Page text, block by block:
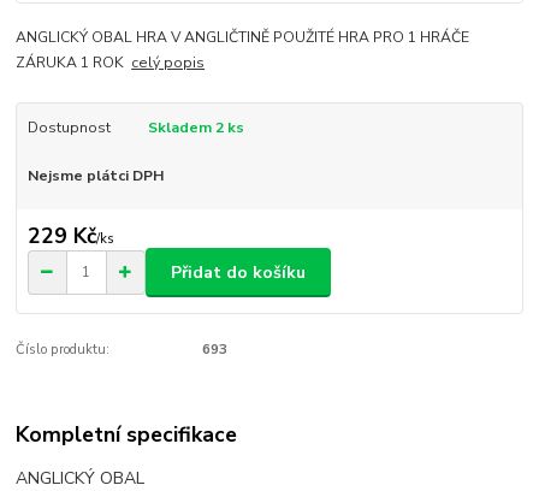
ANGLICKÝ OBAL HRA V ANGLIČTINĚ POUŽITÉ HRA PRO 1 HRÁČE
ZÁRUKA 1 ROK celý popis
Dostupnost Skladem 2 ks
Nejsme plátci DPH
229 Kč/ks
Přidat do košíku
Číslo produktu: 693
Kompletní specifikace
ANGLICKÝ OBAL